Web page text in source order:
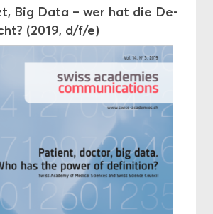
Big Data – wer hat die De­
(2019, d/f/e)